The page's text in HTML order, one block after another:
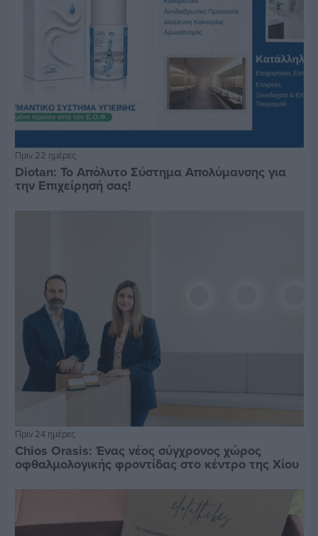
Πριν 22 ημέρες
Diotan: Το Απόλυτο Σύστημα Απολύμανσης για
την Επιχείρησή σας!
Πριν 24 ημέρες
Chios Orasis: Ένας νέος σύγχρονος χώρος
οφθαλμολογικής φροντίδας στο κέντρο της Χίου